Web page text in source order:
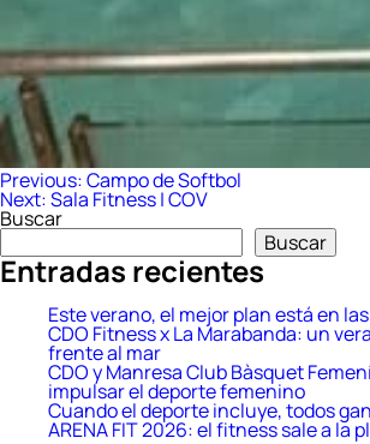
Navegación
de
entradas
Previous:Campo de Softbol
Next:Sala Fitness | COV
Buscar
Buscar
Entradas recientes
Este verano, el mejor plan está en
CDO Fitness x La Marabanda: un
frente al mar
CDO y Manresa Club Bàsquet
impulsar el deporte femenino
Cuando el deporte incluye, todos
ARENA FIT 2026: el fitness sale a la